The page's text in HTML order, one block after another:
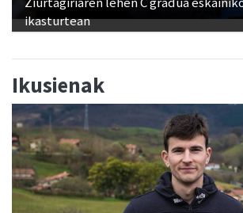
ikasturtean
Ikusienak